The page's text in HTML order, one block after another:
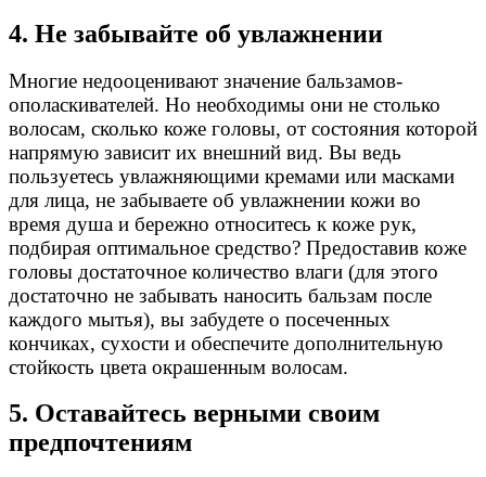
4. Не забывайте об увлажнении
Многие недооценивают значение бальзамов-
ополаскивателей. Но необходимы они не столько
волосам, сколько коже головы, от состояния которой
напрямую зависит их внешний вид. Вы ведь
пользуетесь увлажняющими кремами или масками
для лица, не забываете об увлажнении кожи во
время душа и бережно относитесь к коже рук,
подбирая оптимальное средство? Предоставив коже
головы достаточное количество влаги (для этого
достаточно не забывать наносить бальзам после
каждого мытья), вы забудете о посеченных
кончиках, сухости и обеспечите дополнительную
стойкость цвета окрашенным волосам.
5. Оставайтесь верными своим
предпочтениям